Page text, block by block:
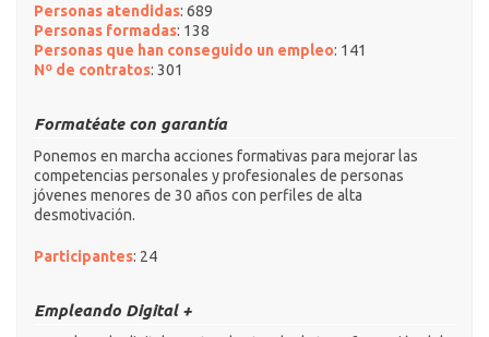
Personas atendidas: 689
Personas formadas: 138
Personas que han conseguido un empleo: 141
Nº de contratos: 301
Formatéate con garantía
Ponemos en marcha acciones formativas para mejorar las
competencias personales y profesionales de personas
jóvenes menores de 30 años con perfiles de alta
desmotivación.
Participantes: 24
Empleando Digital +